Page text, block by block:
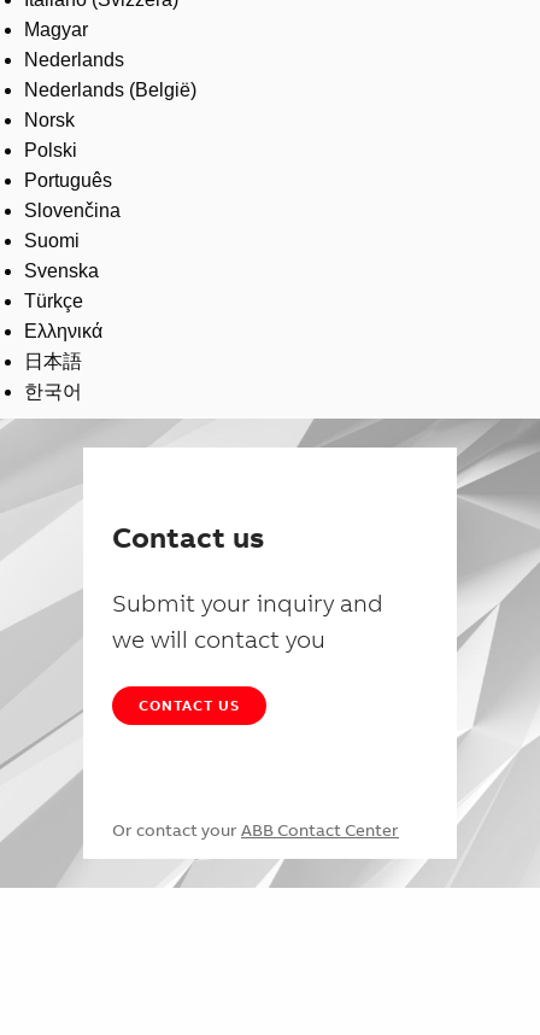
Magyar
Nederlands
Nederlands (België)
Norsk
Polski
Português
Slovenčina
Suomi
Svenska
Türkçe
Ελληνικά
日本語
한국어
Contact us
Submit your inquiry and
we will contact you
CONTACT US
Or contact your ABB Contact Center